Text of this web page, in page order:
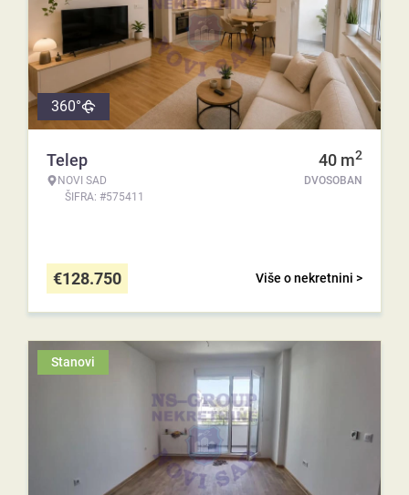
360°
Telep
NOVI SAD
ŠIFRA: #575411
40 m2
DVOSOBAN
Više o nekretnini >
€128.750
Stanovi